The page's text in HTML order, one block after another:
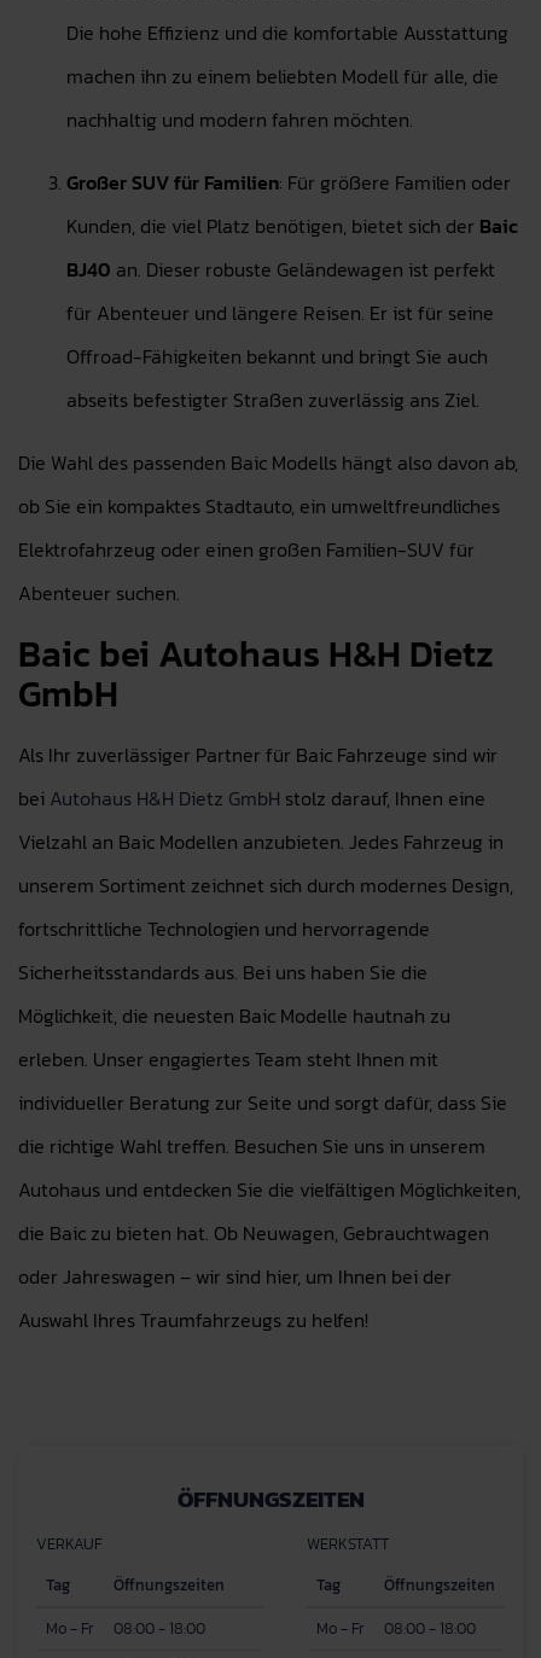
Die hohe Effizienz und die komfortable Ausstattung
machen ihn zu einem beliebten Modell für alle, die
nachhaltig und modern fahren möchten.
Großer SUV für Familien: Für größere Familien oder
Kunden, die viel Platz benötigen, bietet sich der Baic
BJ40 an. Dieser robuste Geländewagen ist perfekt
für Abenteuer und längere Reisen. Er ist für seine
Offroad-Fähigkeiten bekannt und bringt Sie auch
abseits befestigter Straßen zuverlässig ans Ziel.
Die Wahl des passenden Baic Modells hängt also davon ab,
ob Sie ein kompaktes Stadtauto, ein umweltfreundliches
Elektrofahrzeug oder einen großen Familien-SUV für
Abenteuer suchen.
Baic bei Autohaus H&H Dietz
GmbH
Als Ihr zuverlässiger Partner für Baic Fahrzeuge sind wir
bei Autohaus H&H Dietz GmbH stolz darauf, Ihnen eine
Vielzahl an Baic Modellen anzubieten. Jedes Fahrzeug in
unserem Sortiment zeichnet sich durch modernes Design,
fortschrittliche Technologien und hervorragende
Sicherheitsstandards aus. Bei uns haben Sie die
Möglichkeit, die neuesten Baic Modelle hautnah zu
erleben. Unser engagiertes Team steht Ihnen mit
individueller Beratung zur Seite und sorgt dafür, dass Sie
die richtige Wahl treffen. Besuchen Sie uns in unserem
Autohaus und entdecken Sie die vielfältigen Möglichkeiten,
die Baic zu bieten hat. Ob Neuwagen, Gebrauchtwagen
oder Jahreswagen – wir sind hier, um Ihnen bei der
Auswahl Ihres Traumfahrzeugs zu helfen!
ÖFFNUNGSZEITEN
VERKAUF
Tag
Öffnungszeiten
Mo - Fr
08:00 - 18:00
WERKSTATT
Tag
Öffnungszeiten
Mo - Fr
08:00 - 18:00